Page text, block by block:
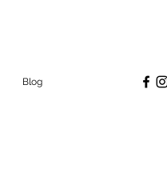
Blog